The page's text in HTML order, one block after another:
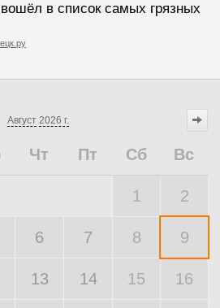
в список самых грязных
Август 2026 г.
Чт Пт Сб Вс
1 2
6 7 8 9
13 14 15 16